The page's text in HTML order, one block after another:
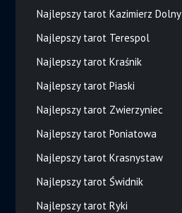
Najlepszy tarot Kazimierz Dolny
Najlepszy tarot Terespol
Najlepszy tarot Kraśnik
Najlepszy tarot Piaski
Najlepszy tarot Zwierzyniec
Najlepszy tarot Poniatowa
Najlepszy tarot Krasnystaw
Najlepszy tarot Świdnik
Najlepszy tarot Ryki